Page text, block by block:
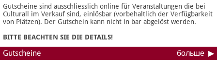
Gutscheine sind ausschliesslich online für Veranstaltungen die bei
Culturall im Verkauf sind, einlösbar (vorbehaltlich der Verfügbarkeit
von Plätzen). Der Gutschein kann nicht in bar abgelöst werden.
BITTE BEACHTEN SIE DIE DETAILS!
Gutscheine больше